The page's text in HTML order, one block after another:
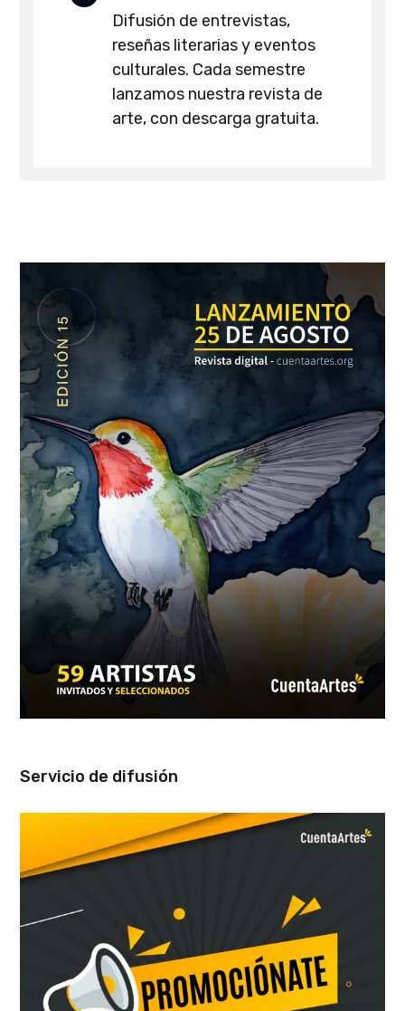
Difusión de entrevistas,
reseñas literarias y eventos
culturales. Cada semestre
lanzamos nuestra revista de
arte, con descarga gratuita.
Servicio de difusión